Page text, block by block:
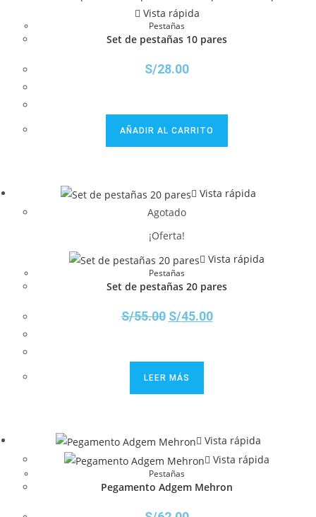
Vista rápida
Pestañas
Set de pestañas 10 pares
S/28.00
AÑADIR AL CARRITO
Vista rápida
Agotado
¡Oferta!
Vista rápida
Pestañas
Set de pestañas 20 pares
S/55.00 S/45.00
LEER MÁS
Vista rápida
Vista rápida
Pestañas
Pegamento Adgem Mehron